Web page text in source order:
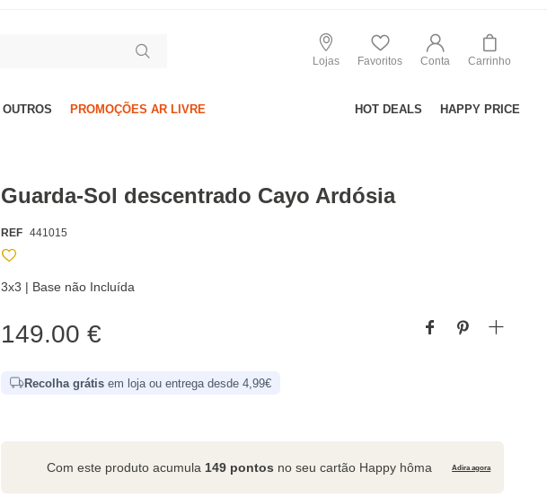
Lojas Favoritos Conta Carrinho
OUTROS PROMOÇÕES AR LIVRE HOT DEALS HAPPY PRICE
Guarda-Sol descentrado Cayo Ardósia
REF 441015
3x3 | Base não Incluída
149.00 €
Recolha grátis em loja ou entrega desde 4,99€
Com este produto acumula 149 pontos no seu cartão Happy hôma Adira agora